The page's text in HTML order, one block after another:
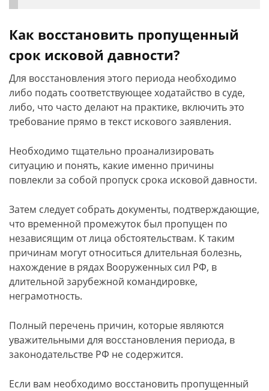
Как восстановить пропущенный
срок исковой давности?
Для восстановления этого периода необходимо
либо подать соответствующее ходатайство в суде,
либо, что часто делают на практике, включить это
требование прямо в текст искового заявления.
Необходимо тщательно проанализировать
ситуацию и понять, какие именно причины
повлекли за собой пропуск срока исковой давности.
Затем следует собрать документы, подтверждающие,
что временной промежуток был пропущен по
независящим от лица обстоятельствам. К таким
причинам могут относиться длительная болезнь,
нахождение в рядах Вооруженных сил РФ, в
длительной зарубежной командировке,
неграмотность.
Полный перечень причин, которые являются
уважительными для восстановления периода, в
законодательстве РФ не содержится.
Если вам необходимо восстановить пропущенный